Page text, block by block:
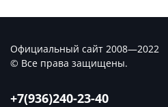
+7(936)240-23-40
Официальный сайт 2008—2022
© Все права защищены.